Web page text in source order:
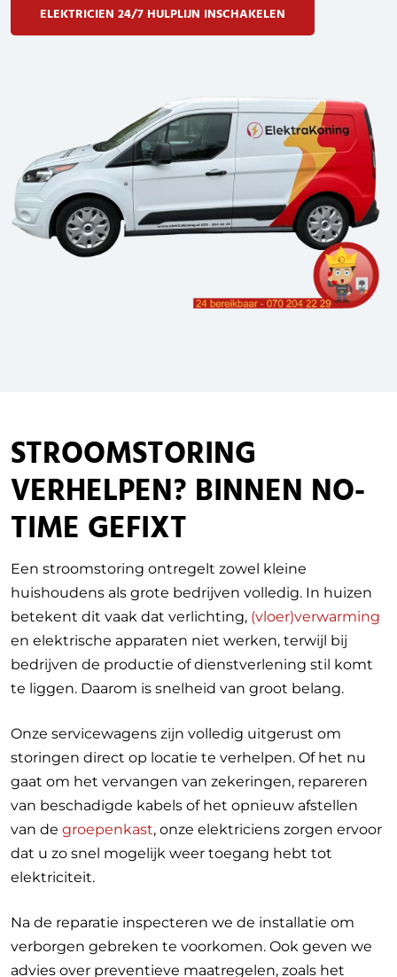
ELEKTRICIEN 24/7 HULPLIJN INSCHAKELEN
STROOMSTORING
VERHELPEN? BINNEN NO-
TIME GEFIXT
Een stroomstoring ontregelt zowel kleine
huishoudens als grote bedrijven volledig. In huizen
betekent dit vaak dat verlichting, (vloer)verwarming
en elektrische apparaten niet werken, terwijl bij
bedrijven de productie of dienstverlening stil komt
te liggen. Daarom is snelheid van groot belang.
Onze servicewagens zijn volledig uitgerust om
storingen direct op locatie te verhelpen. Of het nu
gaat om het vervangen van zekeringen, repareren
van beschadigde kabels of het opnieuw afstellen
van de groepenkast, onze elektriciens zorgen ervoor
dat u zo snel mogelijk weer toegang hebt tot
elektriciteit.
Na de reparatie inspecteren we de installatie om
verborgen gebreken te voorkomen. Ook geven we
advies over preventieve maatregelen, zoals het